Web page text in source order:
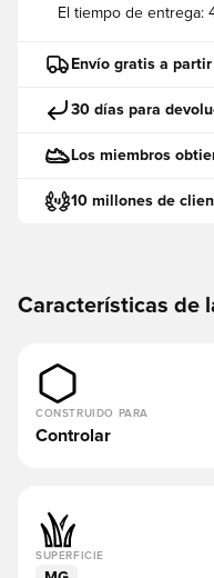
El tiempo de entrega:
Envío gratis a partir
30 días para
Los miembros
10 millones de
Características de
CONSTRUIDO PARA
Controlar
SUPERFICIE